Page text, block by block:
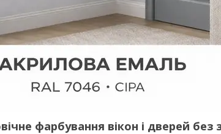
фарбування вікон і дверей без